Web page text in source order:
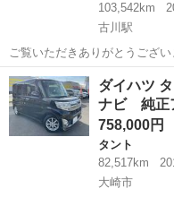
103,542km
古川駅
ご覧いただきありがとうござ
「チバガレージ」の在庫車両
連絡ください。プロフィール
ております。 ■車両情報
宮城 大崎市 古川駅
ダイハツ
ナビ 純正
758,000円
タント
82,517km
大崎市